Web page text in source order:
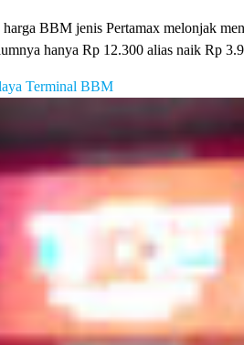
harga BBM jenis Pertamax melonjak
hanya Rp 12.300 alias naik Rp
Terminal BBM